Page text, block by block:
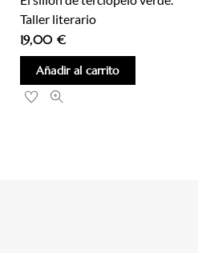
Taller literario
19,00 €
Añadir al carrito